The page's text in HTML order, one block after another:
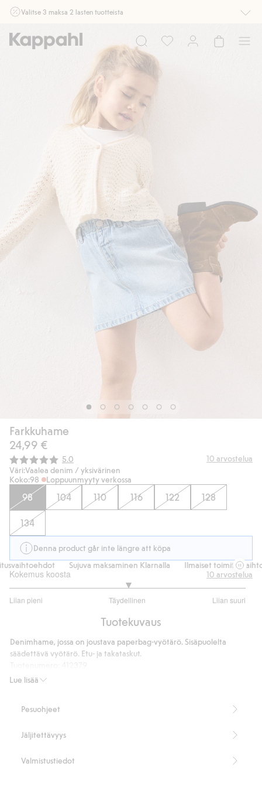
Valitse 3 maksa 2 lasten tuotteista
myymälässä ja verkossa. Ei voi yhdistää muihin alennuksiin tai tarjouksiin.
Osta nyt
Farkkuhame
24,99 €
Keskimääräinen luokitus:
5.0 10 arvostelua
Väri:Vaalea denim / yksivärinen
Koko:98 Loppuunmyyty verkossa
98 104 110 116 122 128
134
Denna product går inte längre att köpa
Sujuva maksaminen Klarnalla Ilmaiset
Kokemus koosta
Liian pieni Täydellinen Liian suuri
/
ääneen
10 arvostelua
Tuotekuvaus
Lue lisää
Denimhame, jossa on joustava paperbag-vyötärö. Sisäpuolelta
säädettävä vyötärö. Etu- ja takataskut.
Pesuohjeet
Jäljitettävyys
Valmistustiedot